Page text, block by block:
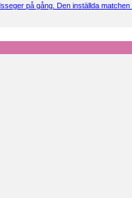
på gång. Den inställda